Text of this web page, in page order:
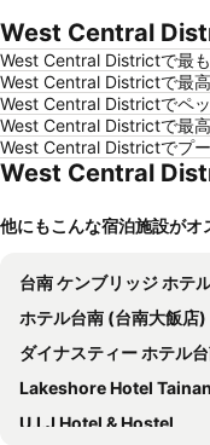
West Central
West Central Districtで最
West Central Districtで最
West Central Districtでペ
West Central Districtで最
West Central Districtでプ
West Central
他にもこんな宿泊施設がオ
台南 ケンブリッジ ホテル (台南劍橋
ホテル台南 (台南大飯店)
ダイナスティー ホテル台南 (台南新朝
Lakeshore Hotel Tainan
U.I.J Hotel & Hostel